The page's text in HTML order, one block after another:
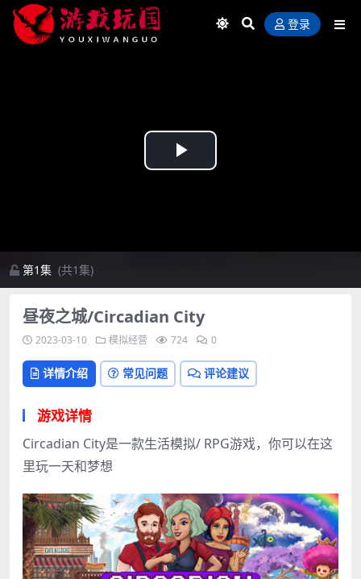
登录
Play
第1集 (共1集)
昼夜之城/Circadian City
2023-03-10 模拟经营 724 0
详情介绍 常见问题 评论建议
游戏详情
Circadian City是一款生活模拟/ RPG游戏，你可以在这
里玩一天和梦想